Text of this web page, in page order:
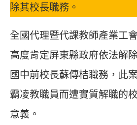
除其校長職務。
全國代理暨代課教師產業工
高度肯定屏東縣政府依法解
國中前校長蘇傳桔職務，此
霸凌教職員而遭實質解職的
意義。